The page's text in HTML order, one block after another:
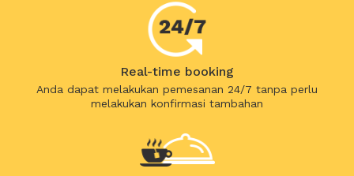
Real-time booking
Anda dapat melakukan pemesanan 24/7 tanpa perlu
melakukan konfirmasi tambahan